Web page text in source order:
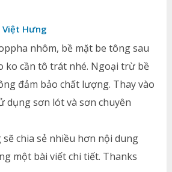
Việt Hưng
nhôm, bề mặt be tông sau
ko cần tô trát nhé. Ngoại trừ bề
đảm bảo chất lượng. Thay vào
dụng sơn lót và sơn chuyên
sẽ chia sẻ nhiều hơn nội dung
một bài viết chi tiết. Thanks